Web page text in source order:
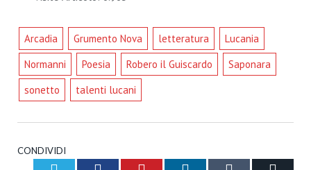
Arcadia Grumento Nova letteratura
Lucania
Normanni
Poesia Robero il Guiscardo
Saponara
sonetto
talenti lucani
CONDIVIDI